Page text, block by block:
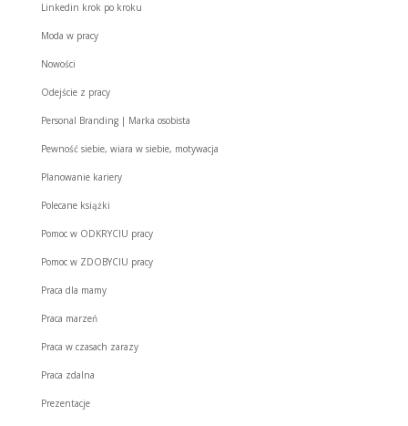
Linkedin krok po kroku
Moda w pracy
Nowości
Odejście z pracy
Personal Branding | Marka osobista
Pewność siebie, wiara w siebie, motywacja
Planowanie kariery
Polecane książki
Pomoc w ODKRYCIU pracy
Pomoc w ZDOBYCIU pracy
Praca dla mamy
Praca marzeń
Praca w czasach zarazy
Praca zdalna
Prezentacje